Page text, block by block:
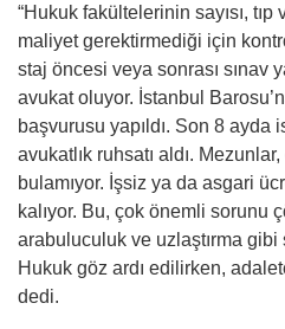
“Hukuk fakültelerinin sayısı,
maliyet gerektirmediği için
staj öncesi veya sonrası sınav
avukat oluyor. İstanbul
başvurusu yapıldı. Son 8 ayda
avukatlık ruhsatı aldı.
bulamıyor. İşsiz ya da asgari
kalıyor. Bu, çok önemli sorunu
arabuluculuk ve uzlaştırma gibi
Hukuk göz ardı edilirken,
dedi.